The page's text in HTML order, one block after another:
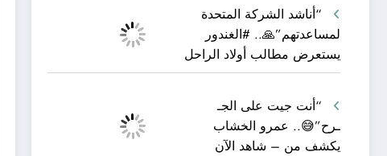
“أناشد الشركة المتحدة
لمساعدتهم”🙏.. #الغندور
يستعرض مطالب أولاد الراحل
“أنت جيت على الجـ
ـرح”😅.. عمرو الخشاب
يكشف من – شاهد الآن